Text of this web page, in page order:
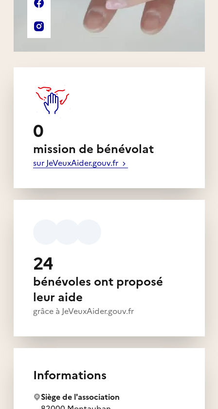
Page Facebook de l'association
Compte Instagram de l'association
0
mission de bénévolat
sur JeVeuxAider.gouv.fr
24
bénévoles ont proposé
leur aide
grâce à JeVeuxAider.gouv.fr
Informations
Siège de l'association